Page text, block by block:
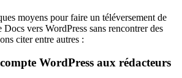
moyens pour faire un téléversement de
vers WordPress sans rencontrer des
citer entre autres :
WordPress aux rédacteurs